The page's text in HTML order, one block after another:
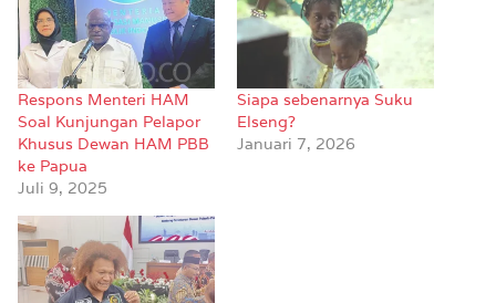
Respons Menteri HAM
Soal Kunjungan Pelapor
Khusus Dewan HAM PBB
ke Papua
Juli 9, 2025
Siapa sebenarnya Suku
Elseng?
Januari 7, 2026